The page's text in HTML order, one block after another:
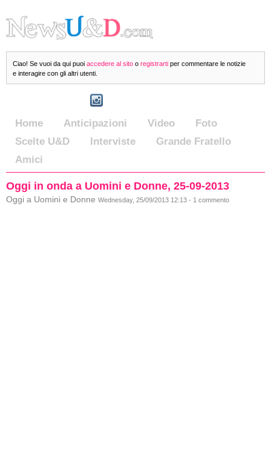
Ciao! Se vuoi da qui puoi accedere al sito o registrarti per commentare le notizie
e interagire con gli altri utenti.
Home Anticipazioni Video
Foto
Scelte U&D
Interviste
Grande Fratello
Amici
Oggi in onda a Uomini e Donne, 25-09-2013
Oggi a Uomini e Donne Wednesday, 25/09/2013 12:13 - 1 commento